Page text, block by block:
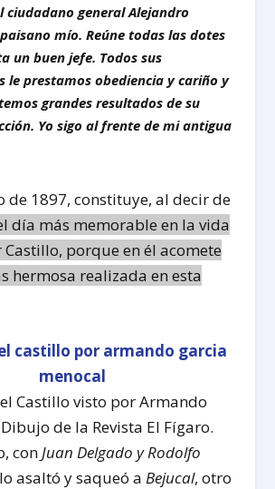
ciudadano general Alejandro
mío. Reúne todas las dotes
un buen jefe. Todos sus
le prestamos obediencia y cariño y
grandes resultados de su
Yo sigo al frente de mi antigua
de 1897, constituye, al decir de
día más memorable en la vida
porque en él acomete
hermosa realizada en esta
Castillo visto por Armando
de la Revista El Fígaro.
conJuan Delgado y Rodolfo
asaltó y saqueó aBejucal, otro